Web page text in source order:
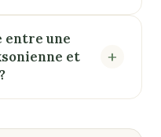
entre une
et